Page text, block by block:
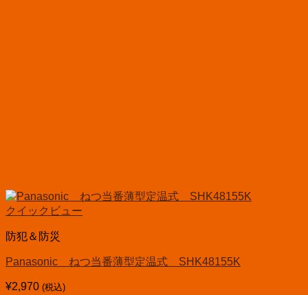
クイックビュー
防犯＆防災
Panasonic ねつ当番薄型定温式 SHK48155K
¥2,970 (税込)